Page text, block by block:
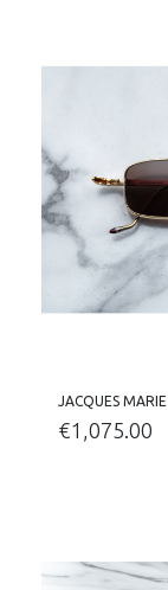
JACQUES
€1,075.00